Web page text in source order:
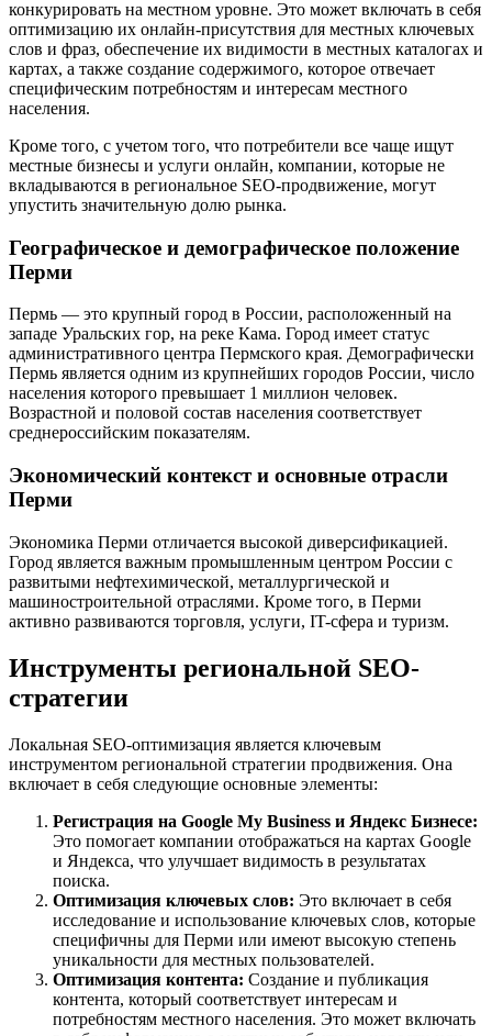
конкурировать на местном уровне. Это может включать в себя
оптимизацию их онлайн-присутствия для местных ключевых
слов и фраз, обеспечение их видимости в местных каталогах и
картах, а также создание содержимого, которое отвечает
специфическим потребностям и интересам местного
населения.
Кроме того, с учетом того, что потребители все чаще ищут
местные бизнесы и услуги онлайн, компании, которые не
вкладываются в региональное SEO-продвижение, могут
упустить значительную долю рынка.
Географическое и демографическое положение
Перми
Пермь — это крупный город в России, расположенный на
западе Уральских гор, на реке Кама. Город имеет статус
административного центра Пермского края. Демографически
Пермь является одним из крупнейших городов России, число
населения которого превышает 1 миллион человек.
Возрастной и половой состав населения соответствует
среднероссийским показателям.
Экономический контекст и основные отрасли
Перми
Экономика Перми отличается высокой диверсификацией.
Город является важным промышленным центром России с
развитыми нефтехимической, металлургической и
машиностроительной отраслями. Кроме того, в Перми
активно развиваются торговля, услуги, IT-сфера и туризм.
Инструменты региональной SEO-
стратегии
Локальная SEO-оптимизация является ключевым
инструментом региональной стратегии продвижения. Она
включает в себя следующие основные элементы:
Регистрация на Google My Business и Яндекс Бизнесе:
Это помогает компании отображаться на картах Google
и Яндекса, что улучшает видимость в результатах
поиска.
Оптимизация ключевых слов: Это включает в себя
исследование и использование ключевых слов, которые
специфичны для Перми или имеют высокую степень
уникальности для местных пользователей.
Оптимизация контента: Создание и публикация
контента, который соответствует интересам и
потребностям местного населения. Это может включать